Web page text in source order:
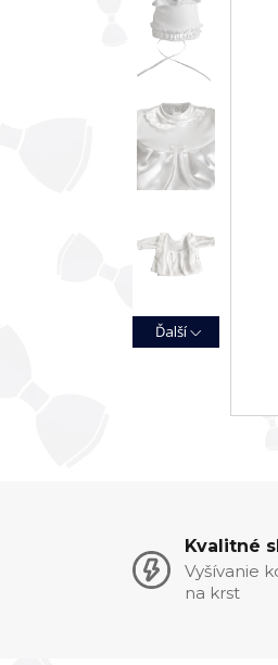
Ďalší
Kvalitné
Vyšívanie
na krst